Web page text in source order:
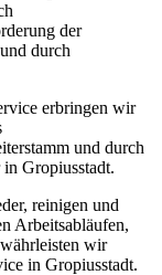
der
durch
erbringen wir
und durch
Gropiusstadt.
reinigen und
Arbeitsabläufen,
wir
in Gropiusstadt.